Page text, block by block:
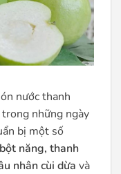
nước thanh
những ngày
bị một số
năng, thanh
nhân cùi dừa và